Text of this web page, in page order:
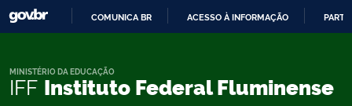
CONTEÚDO
COMUNICA BR ACESSO À INFORMAÇÃO
IFF Instituto Federal Fluminense
MINISTÉRIO DA EDUCAÇÃO